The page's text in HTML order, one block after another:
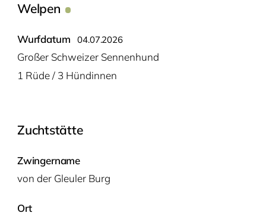
Welpen
Wurfdatum 04.07.2026
Gro­ßer Schwei­zer Sennenhund
1 Rüde / 3 Hündinnen
Zuchtstätte
Zwingername
von der Gleu­ler Burg
Ort